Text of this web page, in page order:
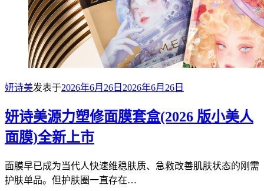
妍诗美发表于2026年6月26日 2026年6月26日
妍诗美源力塑修面膜套盒(2026 版小美人
面膜)全新上市
面膜早已成为当代人快速维稳肤质、急救改善肌肤状态的刚需
护肤单品。但护肤圈一直存在…